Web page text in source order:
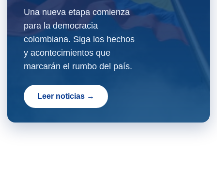
Una nueva etapa comienza
para la democracia
colombiana. Siga los hechos
y acontecimientos que
marcarán el rumbo del país.
Leer noticias →